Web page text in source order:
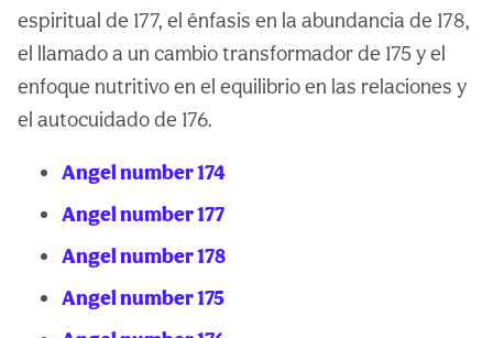
espiritual de 177, el énfasis en la abundancia de 178,
el llamado a un cambio transformador de 175 y el
enfoque nutritivo en el equilibrio en las relaciones y
el autocuidado de 176.
Angel number 174
Angel number 177
Angel number 178
Angel number 175